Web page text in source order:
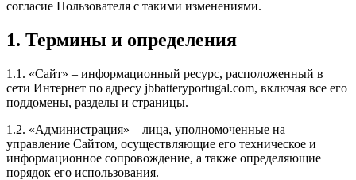
согласие Пользователя с такими изменениями.
1. Термины и определения
1.1. «Сайт» – информационный ресурс, расположенный в
сети Интернет по адресу jbbatteryportugal.com, включая все его
поддомены, разделы и страницы.
1.2. «Администрация» – лица, уполномоченные на
управление Сайтом, осуществляющие его техническое и
информационное сопровождение, а также определяющие
порядок его использования.